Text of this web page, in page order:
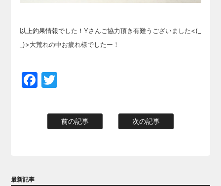
以上釣果情報でした！Yさんご協力頂き有難うございました<(_
_)>大荒れの中お疲れ様でしたー！
Facebook
前の記事 次の記事
最新記事